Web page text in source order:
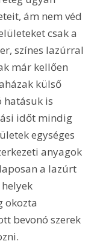
ám nem véd
csak a
színes lazúrral
már kellően
külső
hatásuk is
időt mindig
egységes
anyagok
a lazúrt
okozta
bevonó szerek